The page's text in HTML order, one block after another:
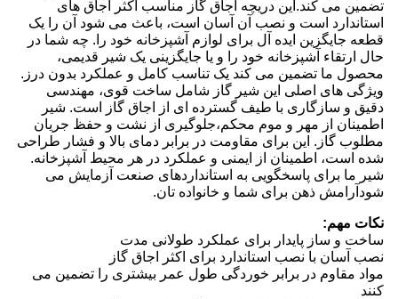
تضمین می کند.این دریچه اجاق گاز مناسب اکثر اجاق های
استاندارد است و نصب آن آسان است، باعث می شود آن را یک
قطعه جایگزین ایده آل برای لوازم آشپزخانه خود را. چه شما در
حال ارتقاء آشپزخانه خود را و یا جایگزینی یک شیر قدیمی،
محصول ما تضمین می کند یک تناسب کامل و عملکرد بدون درز.
ویژگی های اصلی این شیر گاز شامل ساخت قوی، مهندسی
دقیق و سازگاری با طیف گسترده ای از اجاق گاز است. شیر
اطمینان از مهر و موم محکم،جلوگیری از نشت و حفظ جریان
مطلوب گاز. این برای مقاومت در برابر دمای بالا و فشار طراحی
شده است، اطمینان از ایمنی و عملکرد در هر محیط آشپزخانه.
شیر ما برای پاسخگویی به استانداردهای صنعت آزمایش می
شودآرامش ذهن برای شما و خانواده تان.
نکات مهم:
ساخت و ساز پایدار برای عملکرد طولانی مدت
نصب آسان با نصب استاندارد برای اکثر اجاق گاز
مواد مقاوم در برابر خوردگی طول عمر بیشتری را تضمین می
کنند